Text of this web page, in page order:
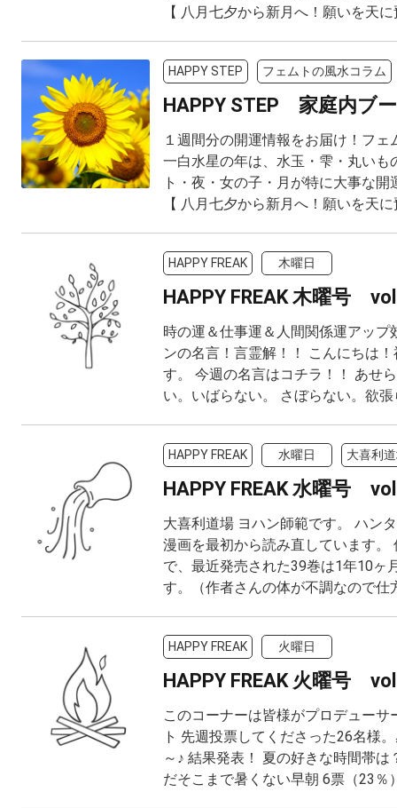
【 八月七夕から新月へ！願いを天
HAPPY STEP フェムトの風水コラム
HAPPY STEP 家庭内ブ
１週間分の開運情報をお届け！フェ
一白水星の年は、水玉・雫・丸いも
ト・夜・女の子・月が特に大事な開
【 八月七夕から新月へ！願いを天
HAPPY FREAK 木曜日
HAPPY FREAK 木曜号
時の運＆仕事運＆人間関係運アップ
ンの名言！言霊解！！ こんにちは
す。 今週の名言はコチラ！！ あせ
い。いばらない。 さぼらない。欲張
HAPPY FREAK 水曜日 大喜利
HAPPY FREAK 水曜号
大喜利道場 ヨハン師範です。 ハン
漫画を最初から読み直しています。
で、最近発売された39巻は1年10ヶ
す。（作者さんの体が不調なので仕
HAPPY FREAK 火曜日
HAPPY FREAK 火曜号
このコーナーは皆様がプロデューサ
ト 先週投票してくださった26名様
～♪ 結果発表！ 夏の好きな時間帯は
だそこまで暑くない早朝 6票（23％